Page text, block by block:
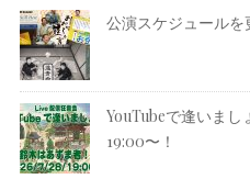
公演スケジュールを
YouTubeで逢いまし
19:00〜！